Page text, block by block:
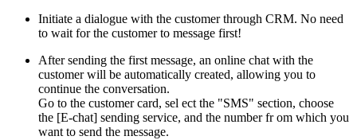
Initiate a dialogue with the customer through CRM. No need
to wait for the customer to message first!
After sending the first message, an online chat with the
customer will be automatically created, allowing you to
continue the conversation.
Go to the customer card, sel ect the "SMS" section, choose
the [E-chat] sending service, and the number fr om which you
want to send the message.